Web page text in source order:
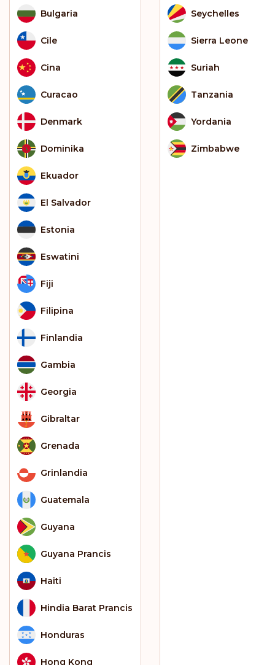
Bulgaria
Cile
Cina
Curacao
Denmark
Dominika
Ekuador
El Salvador
Estonia
Eswatini
Fiji
Filipina
Finlandia
Gambia
Georgia
Gibraltar
Grenada
Grinlandia
Guatemala
Guyana
Guyana Prancis
Haiti
Hindia Barat Prancis
Honduras
Hong Kong
Seychelles
Sierra Leone
Suriah
Tanzania
Yordania
Zimbabwe